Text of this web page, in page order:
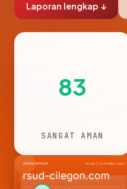
Laporan lengkap ↓
83
SANGAT AMAN